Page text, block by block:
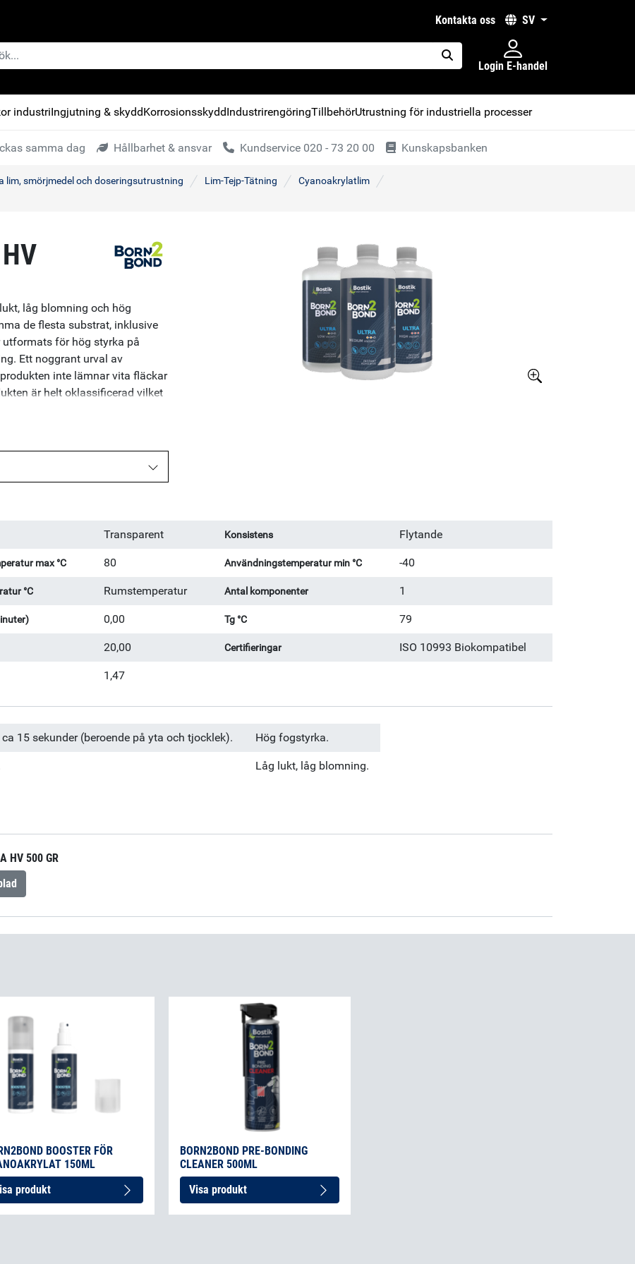
kontakta oss SV
placeholder.search
Login E-handel
industriIngjutning & skyddKorrosionsskyddIndustrirengöringTillbehörUtrustning för industriella processer
samma dag Hållbarhet & ansvar Kundservice 020 - 73 20 00 Kunskapsbanken
lim, smörjmedel och doseringsutrustning Lim-Tejp-Tätning
Cyanoakrylatlim
låg blomning och hög
de flesta substrat, inklusive
för hög styrka på
Ett noggrant urval av
inte lämnar vita fläckar
är helt oklassificerad vilket
medicinsk kontroll.
och läder,
högtalare, limning av skor.
Större bild
Transparent Konsistens Flytande
max °C 80 Användningstemperatur min °C -40
°C Rumstemperatur Antal komponenter 1
0,00 Tg °C 79
20,00 Certifieringar ISO 10993 Biokompatibel
1,47
15 sekunder (beroende på yta och tjocklek). Hög fogstyrka.
Låg lukt, låg blomning.
HV 500 GR
BOOSTER FÖR
150ML
produkt
BORN2BOND PRE-BONDING
CLEANER 500ML
Visa produkt